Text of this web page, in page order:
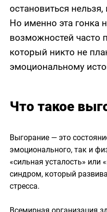
остановиться нельзя,
Но именно эта гонка
возможностей часто
который никто не
эмоциональному
Что такое
Выгорание — это
эмоционального, так и
«сильная усталость» или
синдром, который
стресса.